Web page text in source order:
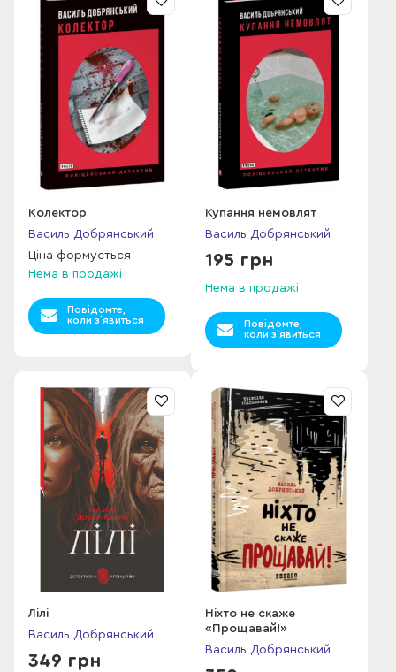
Колектор
Василь Добрянський
Ціна формується
Нема в продажі
Повідомте,
коли з`явиться
Купання немовлят
Василь Добрянський
195 грн
Нема в продажі
Повідомте,
коли з`явиться
Лілі
Василь Добрянський
349 грн
Ніхто не скаже
«Прощавай!»
Василь Добрянський